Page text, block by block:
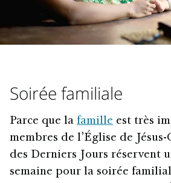
Soirée familiale
Parce que la famille est très
membres de l’Église de
des Derniers Jours réservent
semaine pour la soirée